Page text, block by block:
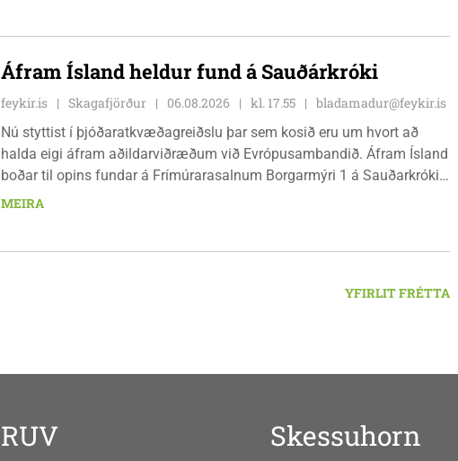
orkuverkefni og nýsköpun.
Áfram Ísland heldur fund á Sauðárkróki
feykir.is Skagafjörður 06.08.2026 kl. 17.55
bladamadur@feykir.is
Nú styttist í þjóðaratkvæðagreiðslu þar sem kosið eru um hvort að
halda eigi áfram aðildarviðræðum við Evrópusambandið. Áfram Ísland
boðar til opins fundar á Frímúrarasalnum Borgarmýri 1 á Sauðarkróki,
laugardaginn 8. ágúst kl. 17:30. Fundurinn er öllum opinn en skráning
MEIRA
YFIRLIT FRÉTTA
RUV Skessuhorn